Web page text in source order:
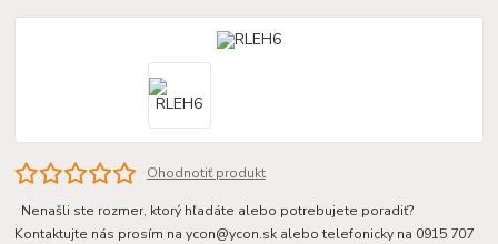
Ohodnotiť produkt
Nenašli ste rozmer, ktorý hľadáte alebo potrebujete poradiť?
Kontaktujte nás prosím na ycon@ycon.sk alebo telefonicky na 0915 707